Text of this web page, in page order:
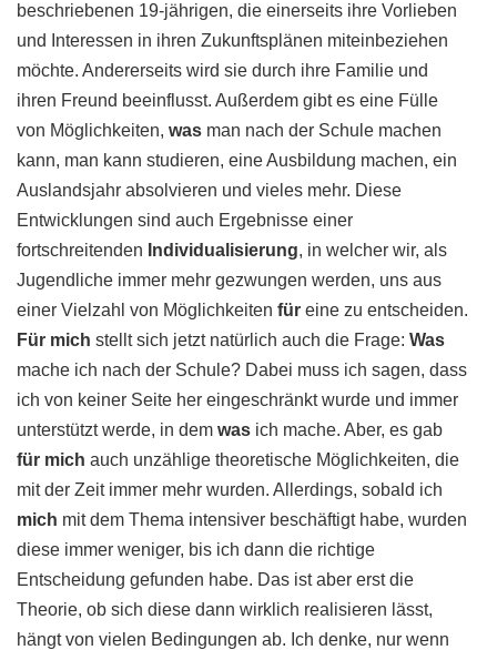
beschriebenen 19-jährigen, die einerseits ihre Vorlieben
und Interessen in ihren Zukunftsplänen miteinbeziehen
möchte. Andererseits wird sie durch ihre Familie und
ihren Freund beeinflusst. Außerdem gibt es eine Fülle
von Möglichkeiten, was man nach der Schule machen
kann, man kann studieren, eine Ausbildung machen, ein
Auslandsjahr absolvieren und vieles mehr. Diese
Entwicklungen sind auch Ergebnisse einer
fortschreitenden Individualisierung, in welcher wir, als
Jugendliche immer mehr gezwungen werden, uns aus
einer Vielzahl von Möglichkeiten für eine zu entscheiden.
Für mich stellt sich jetzt natürlich auch die Frage: Was
mache ich nach der Schule? Dabei muss ich sagen, dass
ich von keiner Seite her eingeschränkt wurde und immer
unterstützt werde, in dem was ich mache. Aber, es gab
für mich auch unzählige theoretische Möglichkeiten, die
mit der Zeit immer mehr wurden. Allerdings, sobald ich
mich mit dem Thema intensiver beschäftigt habe, wurden
diese immer weniger, bis ich dann die richtige
Entscheidung gefunden habe. Das ist aber erst die
Theorie, ob sich diese dann wirklich realisieren lässt,
hängt von vielen Bedingungen ab. Ich denke, nur wenn